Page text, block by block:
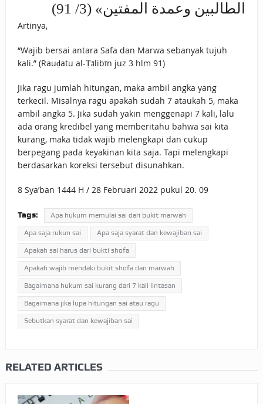
الطالبين وعمدة المفتين» (3/ 91)
Artinya,
“Wajib bersai antara Safa dan Marwa sebanyak tujuh
kali.” (Rauḍatu al-Ṭālibīn juz 3 hlm 91)
Jika ragu jumlah hitungan, maka ambil angka yang
terkecil. Misalnya ragu apakah sudah 7 ataukah 5, maka
ambil angka 5. Jika sudah yakin menggenapi 7 kali, lalu
ada orang kredibel yang memberitahu bahwa sai kita
kurang, maka tidak wajib melengkapi dan cukup
berpegang pada keyakinan kita saja. Tapi melengkapi
berdasarkan koreksi tersebut disunahkan.
8 Sya’ban 1444 H / 28 Februari 2022 pukul 20. 09
Tags: Apa hukum memulai sai dari bukit marwah
Apa saja rukun sai Apa saja syarat dan kewajiban sai
Apakah sai harus dari bukti shofa
Apakah wajib mendaki bukit shofa dan marwah
Bagaimana hukum sai kurang dari 7 kali lintasan
Bagaimana jika lupa hitungan sai atau ragu
Sebutkan syarat dan kewajiban sai
RELATED ARTICLES